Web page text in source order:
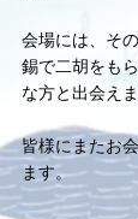
会場には、そ
錫で二胡をも
な方と出会えま
皆様にまたお
ます。